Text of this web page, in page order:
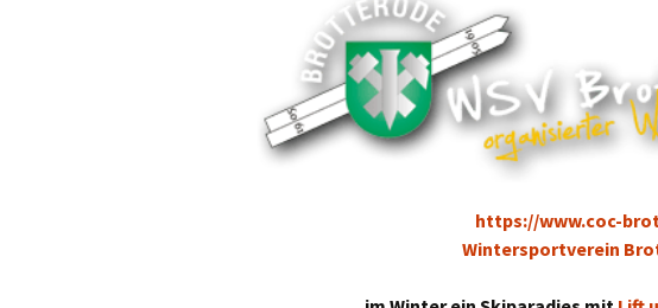
https://www.coc-
Wintersportverein